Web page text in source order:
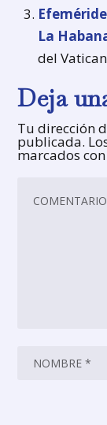
La
del
Deja
Tu dirección
publicada.
marcados